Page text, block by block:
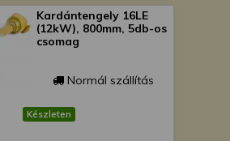
Kardántengely 16LE
(12kW), 800mm, 5db-os
csomag
Normál szállítás
Készleten